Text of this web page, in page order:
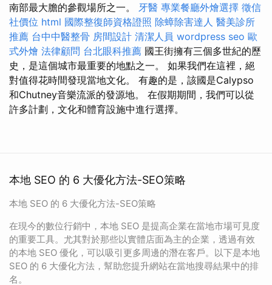
南部最大膽的參觀場所之一。 牙醫 專業餐廳外燴選擇 徵信
社價位 html 國際整復師資格證照 除蟑除害達人 醫美診所
推薦 台中中醫整骨 房間設計 清潔人員 wordpress seo 歐
式外燴 法律顧問 台北眼科推薦 國王街擁有三個多世紀的歷
史，是這個城市最重要的地點之一。 如果我們在這裡，絕
對值得花時間發現當地文化。 有趣的是，該國是Calypso
和Chutney音樂流派的發源地。 在假期期間，我們可以從
許多計劃，文化和體育設施中進行選擇。
本地 SEO 的 6 大優化方法-SEO策略
本地 SEO 的 6 大優化方法-SEO策略
在現今的數位行銷中，本地 SEO 是提高企業在當地市場可見度
的重要工具。尤其對於那些以實體店面為主的企業，透過有效
的本地 SEO 優化，可以吸引更多周邊的潛在客戶。以下是本地
SEO 的 6 大優化方法，幫助您提升網站在當地搜尋結果中的排
名。